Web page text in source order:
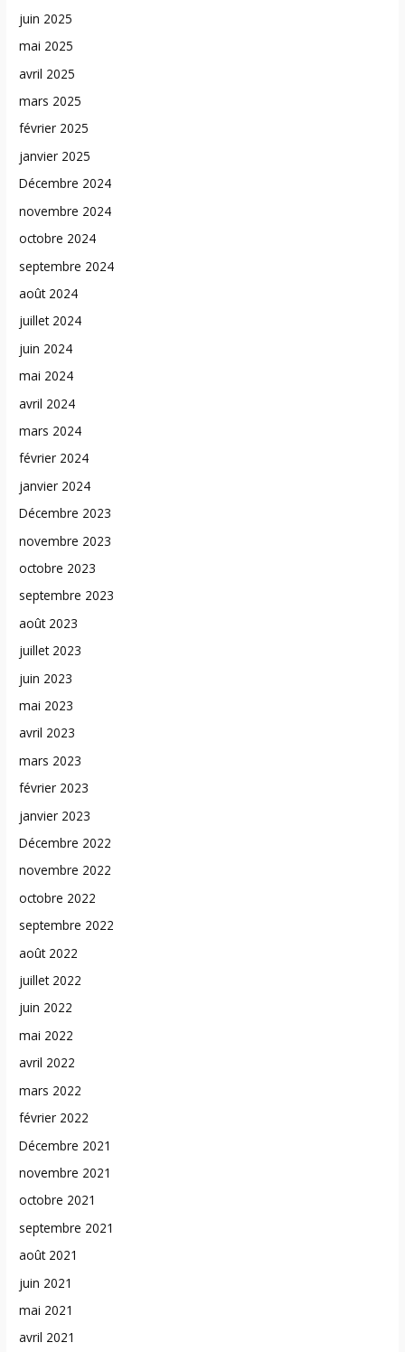
juin 2025
mai 2025
avril 2025
mars 2025
février 2025
janvier 2025
Décembre 2024
novembre 2024
octobre 2024
septembre 2024
août 2024
juillet 2024
juin 2024
mai 2024
avril 2024
mars 2024
février 2024
janvier 2024
Décembre 2023
novembre 2023
octobre 2023
septembre 2023
août 2023
juillet 2023
juin 2023
mai 2023
avril 2023
mars 2023
février 2023
janvier 2023
Décembre 2022
novembre 2022
octobre 2022
septembre 2022
août 2022
juillet 2022
juin 2022
mai 2022
avril 2022
mars 2022
février 2022
Décembre 2021
novembre 2021
octobre 2021
septembre 2021
août 2021
juin 2021
mai 2021
avril 2021